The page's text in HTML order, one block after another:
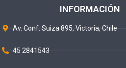
INFORMACIÓN
Av. Conf. Suiza 895, Victoria, Chile
45 2841543